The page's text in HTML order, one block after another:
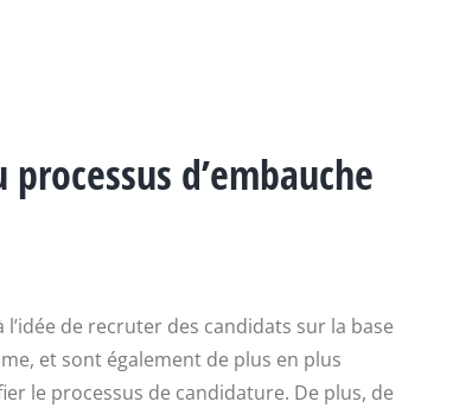
d’embauche
de recruter des candidats sur la base
et sont également de plus en plus
le processus de candidature. De plus, de